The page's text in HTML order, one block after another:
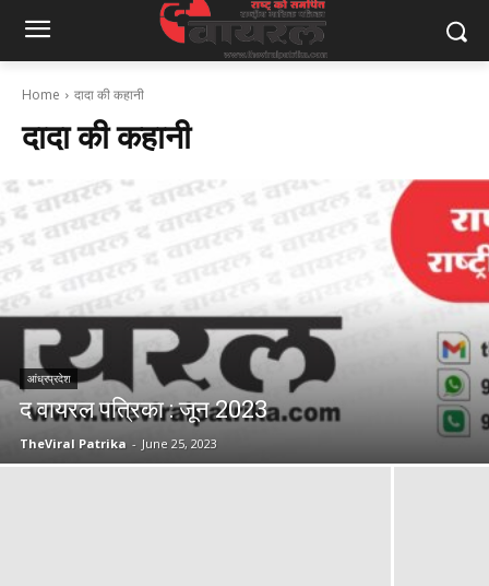
Home दादा की कहानी
दादा की कहानी
आंध्रप्रदेश
द वायरल पत्रिका : जून 2023
TheViral Patrika - June 25, 2023